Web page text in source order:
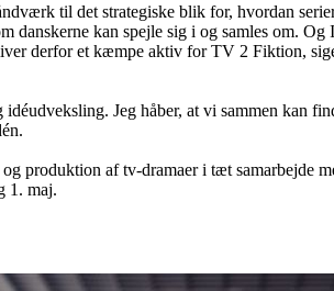
til det strategiske blik for, hvordan
kan spejle sig i og samles om.
derfor et kæmpe aktiv for TV 2 Fiktion,
Jeg håber, at vi sammen kan
af tv-dramaer i tæt samarbejde
1. maj.